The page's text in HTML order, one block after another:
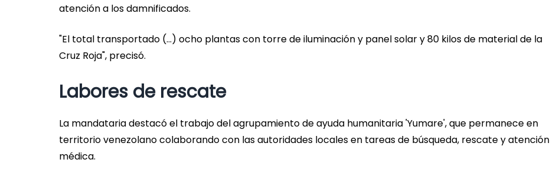
atención a los damnificados.
"El total transportado (...) ocho plantas con torre de iluminación y panel solar y 80 kilos de material de la
Cruz Roja", precisó.
Labores de rescate
La mandataria destacó el trabajo del agrupamiento de ayuda humanitaria 'Yumare', que permanece en
territorio venezolano colaborando con las autoridades locales en tareas de búsqueda, rescate y atención
médica.